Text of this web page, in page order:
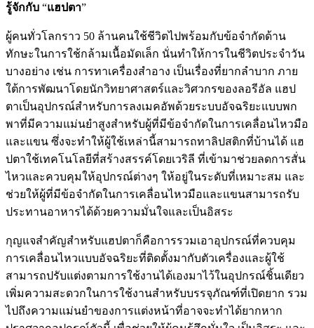
รู้จักกับ “แฮปตา”
ผู้คนทั่วโลกราว 50 ล้านคนใช้ชีวิตไปพร้อมกับข้อจำกัดด้าน
ทักษะในการใช้กล้ามเนื้อมัดเล็ก นั่นทำให้การในชีวิตประจำวัน
บางอย่าง เช่น การทาเครื่องสำอาง เป็นเรื่องที่ยากลำบาก ภาย
ใต้การพัฒนาโดยนักวิทยาศาสตร์และวิศวกรของลอรีอัล แฮป
ตาเป็นอุปกรณ์สำหรับการลงเมคอัพด้วยระบบอัจฉริยะแบบพก
พาที่มีความแม่นยำสูงสำหรับผู้ที่มีข้อจำกัดในการเคลื่อนไหวมือ
และแขน ซึ่งจะทำให้ผู้ใช้เหล่านี้สามารถทาลิปสติกที่บ้านได้ แฮ
ปตาใช้เทคโนโลยีที่สร้างสรรค์โดยเวริลี ที่เข้ามาช่วยลดการสั่น
ไหวและควบคุมให้อุปกรณ์ต่างๆ ให้อยู่ในระดับที่เหมาะสม และ
ช่วยให้ผู้ที่มีข้อจำกัดในการเคลื่อนไหวมือและแขนสามารถรับ
ประทานอาหารได้ด้วยความมั่นใจและเป็นอิสระ
กุญแจสำคัญสำหรับแฮปตาก็คือการรวมเอาอุปกรณ์ที่ควบคุม
การเคลื่อนไหวแบบอัจฉริยะที่ติดตั้งมากับตัวเครื่องและผู้ใช้
สามารถปรับแต่งตามการใช้งานได้เองมาไว้ในอุปกรณ์ชิ้นเดียว
เพิ่มความสะดวกในการใช้งานสำหรับบรรจุภัณฑ์ที่เปิดยาก รวม
ไปถึงความแม่นยำของการแต่งหน้าที่อาจจะทำได้ยากหาก